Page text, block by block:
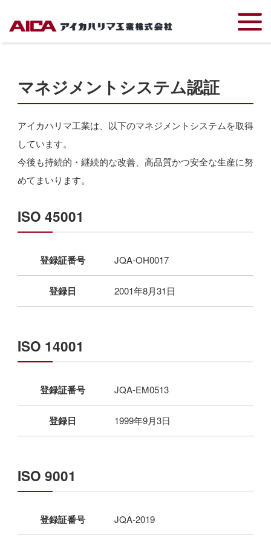
TOP マネジメントシステム認証
マネジメントシステム認証
アイカハリマ工業は、以下のマネジメントシステムを取得
しています。
今後も持続的・継続的な改善、高品質かつ安全な生産に努
めてまいります。
ISO 45001
登録証番号 JQA-OH0017
登録日 2001年8月31日
ISO 14001
登録証番号 JQA-EM0513
登録日 1999年9月3日
ISO 9001
登録証番号 JQA-2019